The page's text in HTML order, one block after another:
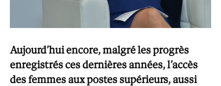
Aujourd’hui encore, malgré les progrès
enregistrés ces dernières années, l’accès
des femmes aux postes supérieurs, aussi